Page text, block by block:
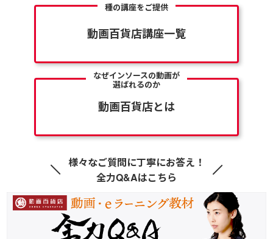
種の講座をご提供
動画百貨店講座一覧
なぜインソースの動画が
選ばれるのか
動画百貨店とは
様々なご質問に丁寧にお答え！
全力Q&Aはこちら